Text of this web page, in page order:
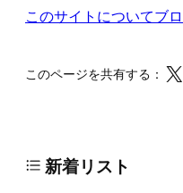
このサイトについてブ
このページを共有する： X
新着リスト